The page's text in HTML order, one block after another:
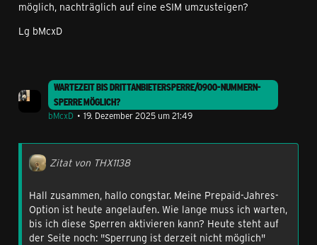
möglich, nachträglich auf eine eSIM umzusteigen?
Lg bMcxD
WARTEZEIT BIS DRITTANBIETERSPERRE/0900-NUMMERN-
SPERRE MÖGLICH?
bMcxD
19. Dezember 2025 um 21:49
Zitat von THX1138
Hall zusammen, hallo congstar. Meine Prepaid-Jahres-
Option ist heute angelaufen. Wie lange muss ich warten,
bis ich diese Sperren aktivieren kann? Heute steht auf
der Seite noch: "Sperrung ist derzeit nicht möglich"